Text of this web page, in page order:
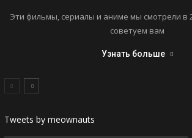
Эти фильмы, сериалы и аниме мы смотрели в
советуем вам
Узнать больше
Tweets by meownauts